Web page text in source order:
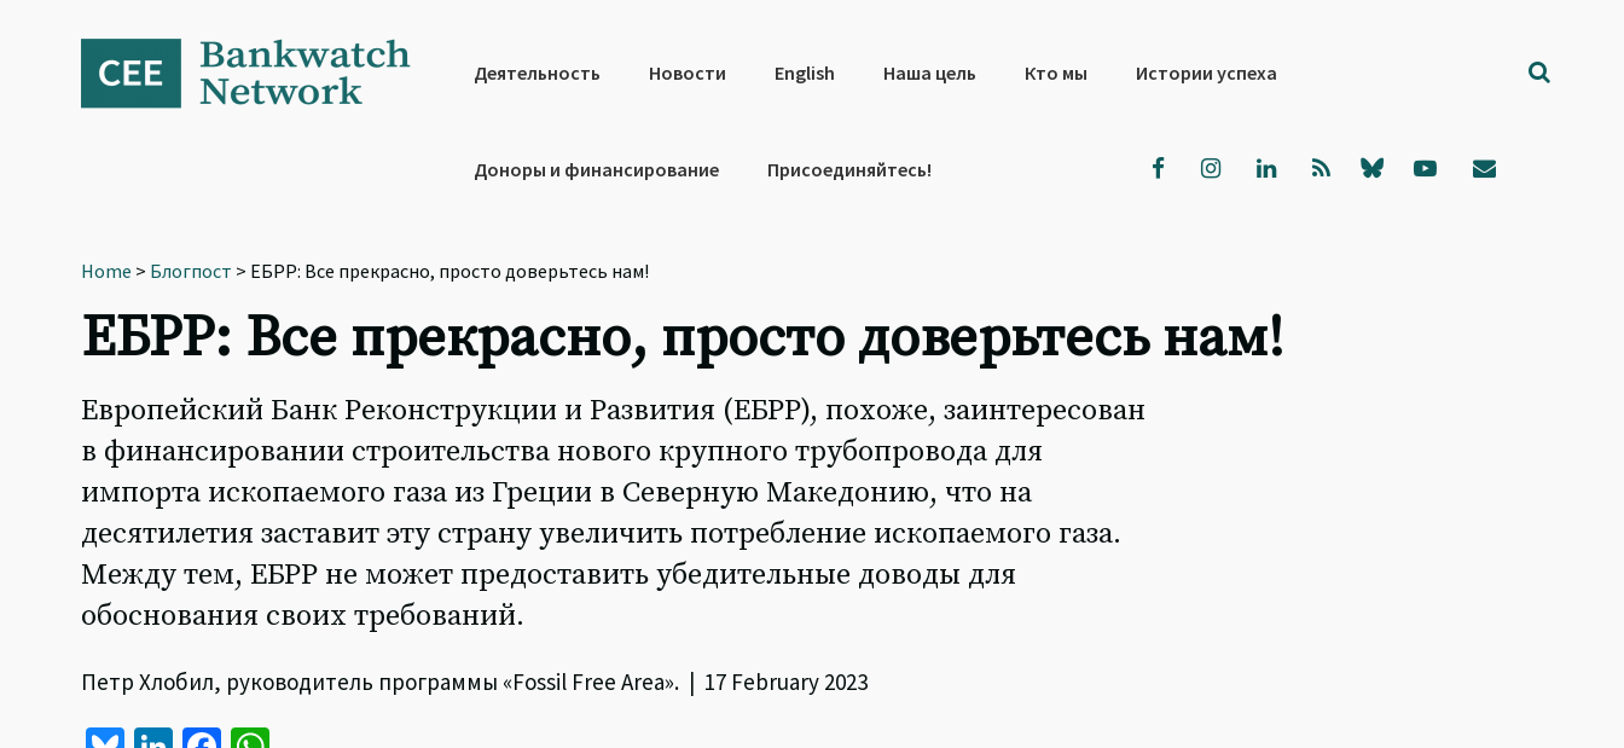
navigation
Деятельность Новости English Наша цель Кто мы Истории успеха
Доноры и финансирование Присоединяйтесь!
Home > Блогпост > ЕБРР: Все прекрасно, просто доверьтесь нам!
ЕБРР: Все прекрасно, просто доверьтесь нам!
Европейский Банк Реконструкции и Развития (ЕБРР), похоже, заинтересован
в финансировании строительства нового крупного трубопровода для
импорта ископаемого газа из Греции в Северную Македонию, что на
десятилетия заставит эту страну увеличить потребление ископаемого газа.
Между тем, ЕБРР не может предоставить убедительные доводы для
обоснования своих требований.
Петр Хлобил, руководитель программы «Fossil Free Area». | 17 February 2023